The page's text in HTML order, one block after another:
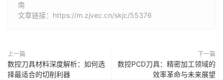
南
文章链接：https://m.zjvec.cn/skjc/55376
上一篇
数控刀具材料深度解析：如何选
择最适合的切削利器
下一篇
数控PCD刀具：精密加工领域的
效率革命与未来展望